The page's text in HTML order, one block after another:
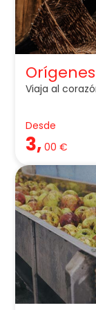
Orígenes
Viaja al
Desde
3, 00 €